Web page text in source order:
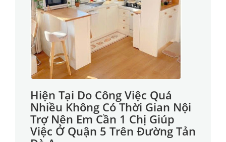
Hiện Tại Do Công Việc Quá
Nhiều Không Có Thời Gian Nội
Trợ Nên Em Cần 1 Chị Giúp
Việc Ở Quận 5 Trên Đường Tản